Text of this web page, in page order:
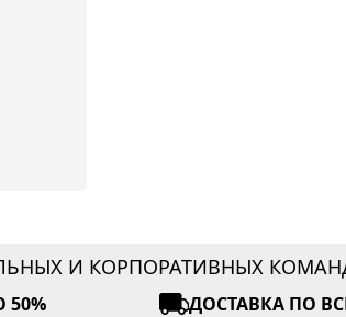
И КОРПОРАТИВНЫХ
ДОСТАВКА ПО